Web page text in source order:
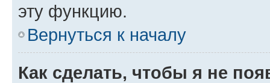
эту функцию.
Вернуться к началу
Как сделать, чтобы я не